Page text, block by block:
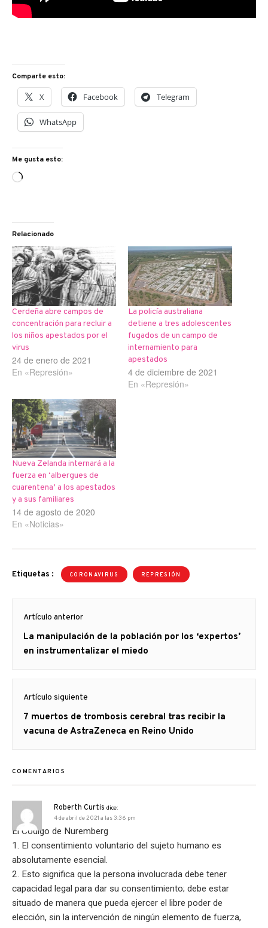
Comparte esto:
X Facebook Telegram
WhatsApp
Me gusta esto:
Cargando...
Relacionado
Cerdeña abre campos de
concentración para recluir a
los niños apestados por el
virus
24 de enero de 2021
En «Represión»
La policía australiana
detiene a tres adolescentes
fugados de un campo de
internamiento para
apestados
4 de diciembre de 2021
En «Represión»
Nueva Zelanda internará a la
fuerza en ‘albergues de
cuarentena’ a los apestados
y a sus familiares
14 de agosto de 2020
En «Noticias»
Etiquetas : CORONAVIRUS REPRESIÓN
de
entradas
Artículo anterior
Artículo
anterior
La manipulación de la población por los ‘expertos’
en instrumentalizar el miedo
Artículo siguiente
Artículo
siguiente:
7 muertos de trombosis cerebral tras recibir la
vacuna de AstraZeneca en Reino Unido
COMENTARIOS
Roberth Curtis dice:
4 de abril de 2021 a las 3:36 pm
El Código de Nuremberg
1. El consentimiento voluntario del sujeto humano es
absolutamente esencial.
2. Esto significa que la persona involucrada debe tener
capacidad legal para dar su consentimiento; debe estar
situado de manera que pueda ejercer el libre poder de
elección, sin la intervención de ningún elemento de fuerza,